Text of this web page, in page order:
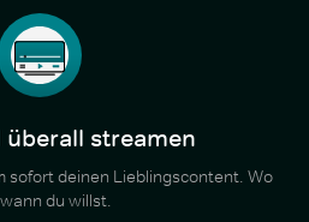
streamen
sofort deinen Lieblingscontent. Wo
du willst.